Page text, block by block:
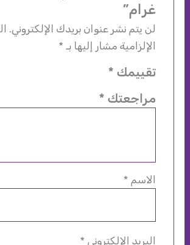
غرام”
لن يتم نشر عنوان بريدك الإلكتروني.
الإلزامية مشار إليها بـ *
تقييمك *
مراجعتك *
الاسم *
البريد الإلكتروني *